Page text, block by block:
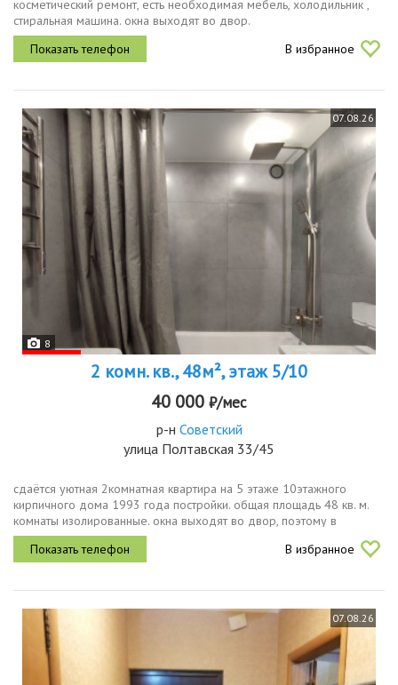
косметический ремонт, есть необходимая мебель, холодильник ,
стиральная машина. окна выходят во двор.
В избранное
07.08.26
8
2 комн. кв., 48м², этаж 5/10
40 000 ₽/мес
р-н Советский
улица Полтавская 33/45
сдаётся уютная 2комнатная квартира на 5 этаже 10этажного
кирпичного дома 1993 года постройки. общая площадь 48 кв. м.
комнаты изолированные. окна выходят во двор, поэтому в
квартире тихо и спокойно.в квартире сделан ремонт в санузле.
есть вся...
В избранное
07.08.26